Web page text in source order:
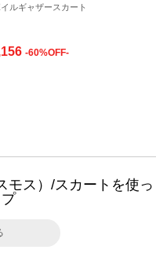
ルギャザースカート
-60%OFF-
モス）/スカートを使っ